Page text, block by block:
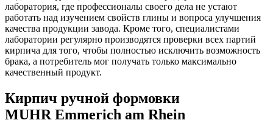
лаборатория, где профессионалы своего дела не устают
работать над изучением свойств глины и вопроса улучшения
качества продукции завода. Кроме того, специалистами
лаборатории регулярно производятся проверки всех партий
кирпича для того, чтобы полностью исключить возможность
брака, а потребитель мог получать только максимально
качественный продукт.
Кирпич ручной формовки
MUHR Emmerich am Rhein